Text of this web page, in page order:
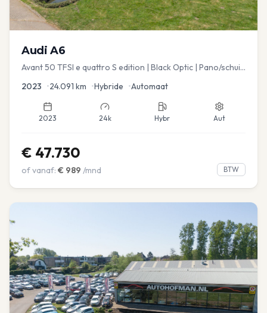
Audi A6
Avant 50 TFSI e quattro S edition | Black Optic | Pano/schuif
2023 •24.091 km •Hybride •Automaat
2023 24k Hybr Aut
€ 47.730
of vanaf: € 989 /mnd BTW